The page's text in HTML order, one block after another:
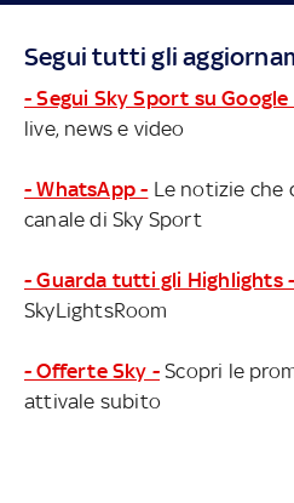
Segui tutti gli
- Segui Sky Sport su Google
live, news e video
- WhatsApp - Le notizie che
canale di Sky Sport
- Guarda tutti gli Highlights -
SkyLightsRoom
- Offerte Sky - Scopri le
attivale subito